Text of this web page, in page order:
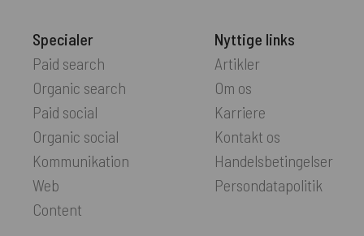
Specialer
Paid search
Organic search
Paid social
Organic social
Kommunikation
Web
Content
Nyttige links
Artikler
Om os
Karriere
Kontakt os
Handelsbetingelser
Persondatapolitik